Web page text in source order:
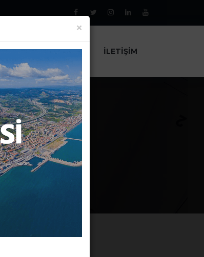
HABERLER İLETIŞIM
×